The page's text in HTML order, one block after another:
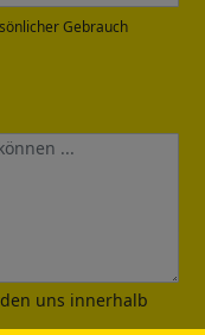
Gebrauch
uns innerhalb